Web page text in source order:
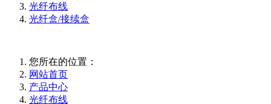
光纤布线
光纤盒/接续盒
您所在的位置：
网站首页
产品中心
光纤布线